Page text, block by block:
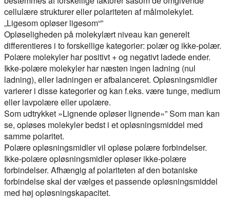
cellulære strukturer eller polariteten af målmolekylet.
„Ligesom opløser ligesom“”
Opløseligheden på molekylært niveau kan generelt
differentieres i to forskellige kategorier: polær og ikke-polær.
Polære molekyler har positivt + og negativt ladede ender.
Ikke-polære molekyler har næsten ingen ladning (nul
ladning), eller ladningen er afbalanceret. Opløsningsmidler
varierer i disse kategorier og kan f.eks. være tunge, medium
eller lavpolære eller upolære.
Som udtrykket »Lignende opløser lignende«” Som man kan
se, opløses molekyler bedst i et opløsningsmiddel med
samme polaritet.
Polære opløsningsmidler vil opløse polære forbindelser.
Ikke-polære opløsningsmidler opløser ikke-polære
forbindelser. Afhængig af polariteten af den botaniske
forbindelse skal der vælges et passende opløsningsmiddel
med høj opløsningskapacitet.